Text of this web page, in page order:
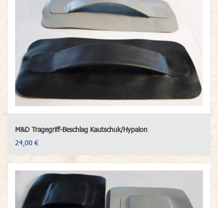
M&D Tragegriff-Beschlag Kautschuk/Hypalon
24,00 €